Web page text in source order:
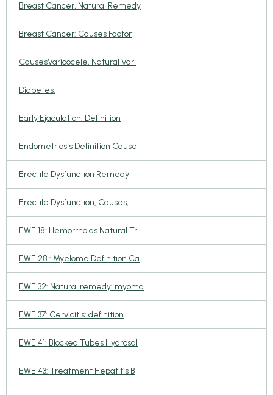
Breast Cancer, Natural Remedy
Breast Cancer: Causes Factor
CausesVaricocele, Natural Vari
Diabetes.
Early Ejaculation: Definition
Endometriosis Definition Cause
Erectile Dysfunction Remedy
Erectile Dysfunction, Causes,
EWE 18: Hemorrhoids Natural Tr
EWE 28 : Myelome Definition Ca
EWE 32: Natural remedy: myoma
EWE 37: Cervicitis: definition
EWE 41: Blocked Tubes Hydrosal
EWE 43: Treatment Hepatitis B